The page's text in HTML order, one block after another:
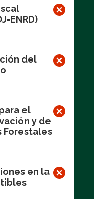
ENRD)
del
el
y de
Forestales
en la